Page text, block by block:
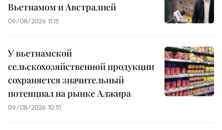
Вьетнамом и Австралией
09/08/2026 11:15
У вьетнамской
сельскохозяйственной продукции
сохраняется значительный
потенциал на рынке Алжира
09/08/2026 10:51